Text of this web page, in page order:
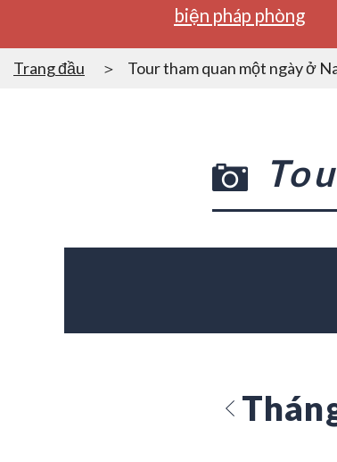
biện pháp phòng
Trang đầu Tour tham quan một ngày ở